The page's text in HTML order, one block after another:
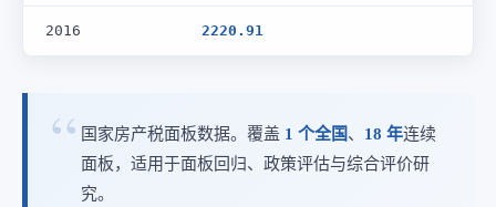
2016 2220.91
国家房产税面板数据。覆盖 1 个全国、 18 年连续
面板，适用于面板回归、政策评估与综合评价研
究。